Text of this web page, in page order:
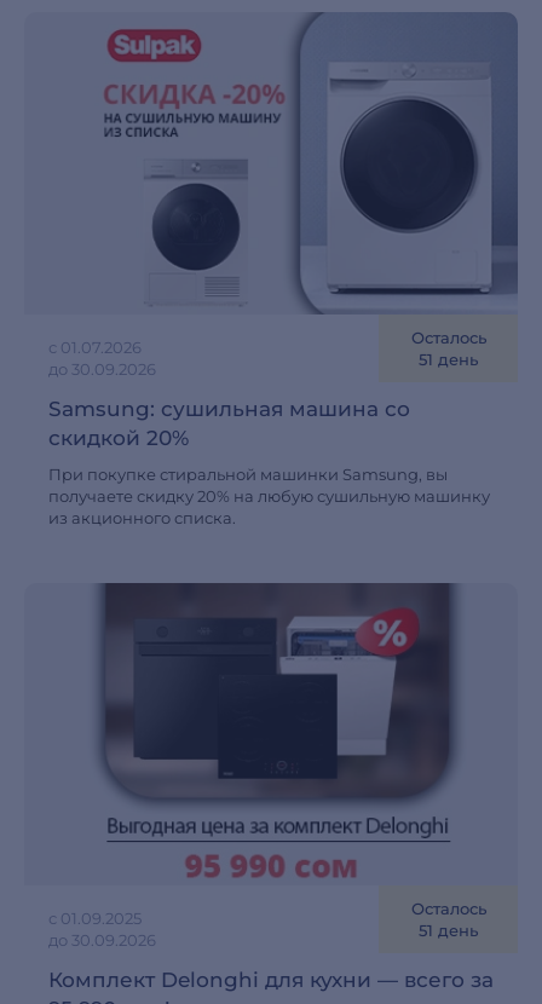
с 01.07.2026
до 30.09.2026
Осталось
51 день
Samsung: cушильная машина со
скидкой 20%
При покупке стиральной машинки Samsung, вы
получаете скидку 20% на любую сушильную машинку
из акционного списка.
с 01.09.2025
до 30.09.2026
Осталось
51 день
Комплект Delonghi для кухни — всего за